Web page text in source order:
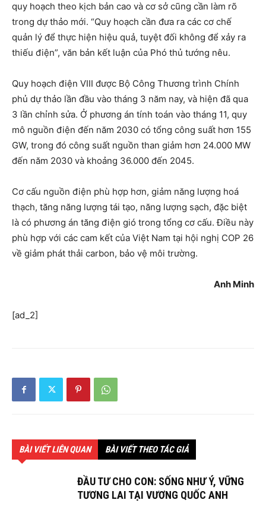
quy hoạch theo kịch bản cao và cơ sở cũng cần làm rõ
trong dự thảo mới. “Quy hoạch cần đưa ra các cơ chế
quản lý để thực hiện hiệu quả, tuyệt đối không để xảy ra
thiếu điện”, văn bản kết luận của Phó thủ tướng nêu.
Quy hoạch điện VIII được Bộ Công Thương trình Chính
phủ dự thảo lần đầu vào tháng 3 năm nay, và hiện đã qua
3 lần chỉnh sửa. Ở phương án tính toán vào tháng 11, quy
mô nguồn điện đến năm 2030 có tổng công suất hơn 155
GW, trong đó công suất nguồn than giảm hơn 24.000 MW
đến năm 2030 và khoảng 36.000 đến 2045.
Cơ cấu nguồn điện phù hợp hơn, giảm năng lượng hoá
thạch, tăng năng lượng tái tạo, năng lượng sạch, đặc biệt
là có phương án tăng điện gió trong tổng cơ cấu. Điều này
phù hợp với các cam kết của Việt Nam tại hội nghị COP 26
về giảm phát thải carbon, bảo vệ môi trường.
Anh Minh
[ad_2]
BÀI VIẾT LIÊN QUAN BÀI VIẾT THEO TÁC GIẢ
ĐẦU TƯ CHO CON: SỐNG NHƯ Ý, VỮNG
TƯƠNG LAI TẠI VƯƠNG QUỐC ANH